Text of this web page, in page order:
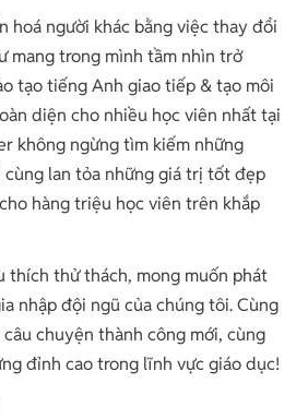
hoá người khác bằng việc thay đổi
mang trong mình tầm nhìn trở
tạo tiếng Anh giao tiếp & tạo môi
diện cho nhiều học viên nhất tại
không ngừng tìm kiếm những
cùng lan tỏa những giá trị tốt đẹp
hàng triệu học viên trên khắp
thích thử thách, mong muốn phát
nhập đội ngũ của chúng tôi. Cùng
chuyện thành công mới, cùng
đỉnh cao trong lĩnh vực giáo dục!